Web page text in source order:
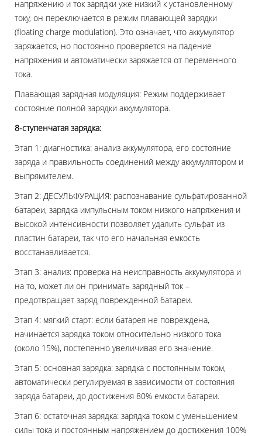
напряжению и ток зарядки уже низкий к установленному
току, он переключается в режим плавающей зарядки
(floating charge modulation). Это означает, что аккумулятор
заряжается, но постоянно проверяется на падение
напряжения и автоматически заряжается от переменного
тока.
Плавающая зарядная модуляция: Режим поддерживает
состояние полной зарядки аккумулятора.
8-ступенчатая зарядка:
Этап 1: диагностика: анализ аккумулятора, его состояние
заряда и правильность соединений между аккумулятором и
выпрямителем.
Этап 2: ДЕСУЛЬФУРАЦИЯ: распознавание сульфатированной
батареи, зарядка импульсным током низкого напряжения и
высокой интенсивности позволяет удалить сульфат из
пластин батареи, так что его начальная емкость
восстанавливается.
Этап 3: анализ: проверка на неисправность аккумулятора и
на то, может ли он принимать зарядный ток –
предотвращает заряд поврежденной батареи.
Этап 4: мягкий старт: если батарея не повреждена,
начинается зарядка током относительно низкого тока
(около 15%), постепенно увеличивая его значение.
Этап 5: основная зарядка: зарядка с постоянным током,
автоматически регулируемая в зависимости от состояния
заряда батареи, до достижения 80% емкости батареи.
Этап 6: остаточная зарядка: зарядка током с уменьшением
силы тока и постоянным напряжением до достижения 100%